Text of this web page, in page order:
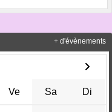
Ve Sa Di
+ d'évènements